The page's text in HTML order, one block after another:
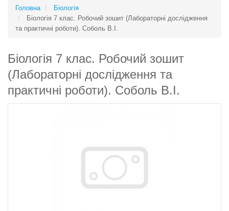
Головна
Біологія
Біологія 7 клас. Робочий зошит (Лабораторні дослідження
та практичні роботи). Соболь В.І.
Біологія 7 клас. Робочий зошит
(Лабораторні дослідження та
практичні роботи). Соболь В.І.